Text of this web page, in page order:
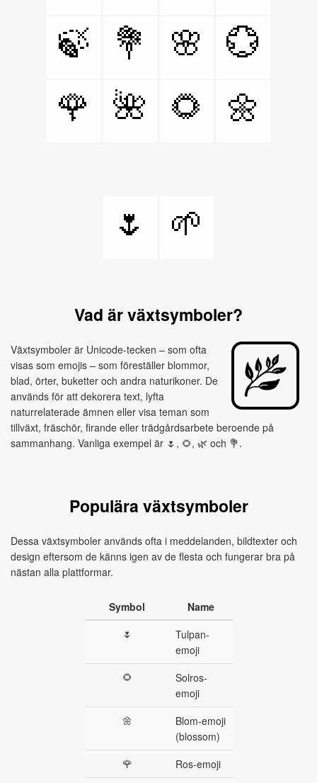
🍃
💐 🌸
💮
🌹
🌺 🌻 🌼
🌷 🌱
Vad är växtsymboler?
Växtsymboler är Unicode-tecken – som ofta
visas som emojis – som föreställer blommor,
blad, örter, buketter och andra naturikoner. De
används för att dekorera text, lyfta
naturrelaterade ämnen eller visa teman som
tillväxt, fräschör, firande eller trädgårdsarbete beroende på
sammanhang. Vanliga exempel är 🌷, 🌻, 🌿 och 💐.
Populära växtsymboler
Dessa växtsymboler används ofta i meddelanden, bildtexter och
design eftersom de känns igen av de flesta och fungerar bra på
nästan alla plattformar.
Symbol
Name
🌷
Tulpan-
emoji
🌻
Solros-
emoji
🌼
Blom-emoji
(blossom)
🌹
Ros-emoji